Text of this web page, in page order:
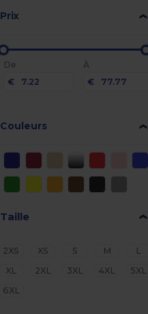
Prix
De
€
À
€
Couleurs
Taille
2XS XS S M
L
XL
2XL 3XL 4XL
5XL
6XL